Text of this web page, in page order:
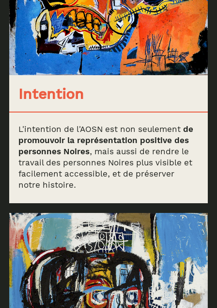
News & Events
AOSN
Memorial
de en fr
Intention
L'intention de l'AOSN est non seulementde
promouvoir la représentation positive des
personnes Noires, mais aussi de rendre le
travail des personnes Noires plus visible et
facilement accessible, et de préserver
notre histoire.